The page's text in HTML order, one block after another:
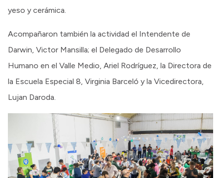
yeso y cerámica.
Acompañaron también la actividad el Intendente de
Darwin, Victor Mansilla; el Delegado de Desarrollo
Humano en el Valle Medio, Ariel Rodríguez, la Directora de
la Escuela Especial 8, Virginia Barceló y la Vicedirectora,
Lujan Daroda.